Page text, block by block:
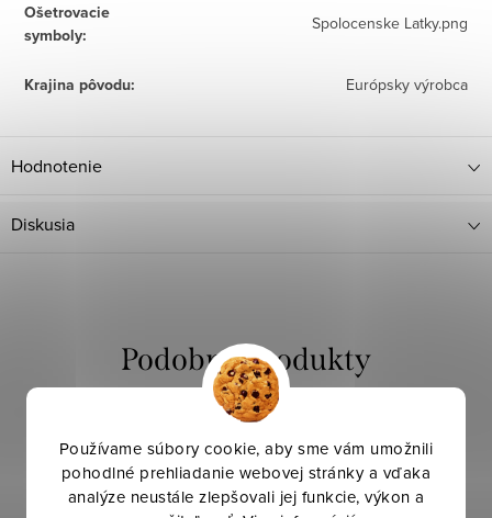
Používame súbory cookie, aby sme vám umožnili
pohodlné prehliadanie webovej stránky a vďaka
analýze neustále zlepšovali jej funkcie, výkon a
Ošetrovacie
symboly:
Spolocenske Latky.png
Krajina pôvodu: Európsky výrobca
Hodnotenie
Diskusia